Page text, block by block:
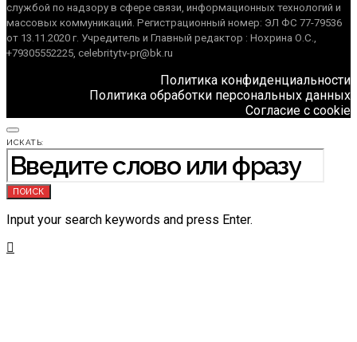
службой по надзору в сфере связи, информационных технологий и
массовых коммуникаций. Регистрационный номер: ЭЛ ФС 77-79536
от 13.11.2020 г. Учредитель и Главный редактор : Нохрина О.С.,
+79305552225, celebritytv-pr@bk.ru
Политика конфиденциальности
Политика обработки персональных данных
Согласие с cookie
ИСКАТЬ:
ПОИСК
Input your search keywords and press Enter.